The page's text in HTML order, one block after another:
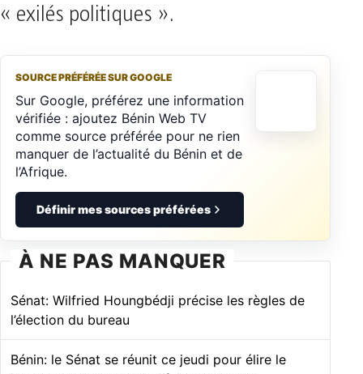
« exilés politiques ».
SOURCE PRÉFÉRÉE SUR GOOGLE
Sur Google, préférez une information
vérifiée : ajoutez Bénin Web TV
comme source préférée pour ne rien
manquer de l’actualité du Bénin et de
l’Afrique.
Définir mes sources préférées
À NE PAS MANQUER
Sénat: Wilfried Houngbédji précise les règles de
l’élection du bureau
Bénin: le Sénat se réunit ce jeudi pour élire le